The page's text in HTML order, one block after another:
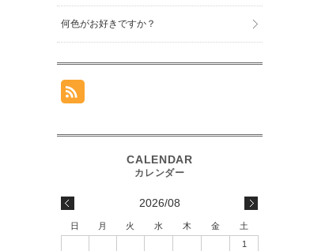
何色がお好きですか？
2026/08
日 月 火 水 木 金
土
1